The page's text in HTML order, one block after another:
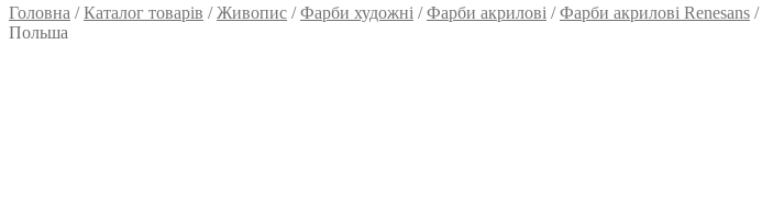
Головна /Каталог товарів /Живопис /Фарби художні /Фарби акрилові /Фарби акрилові Renesans /
Польша